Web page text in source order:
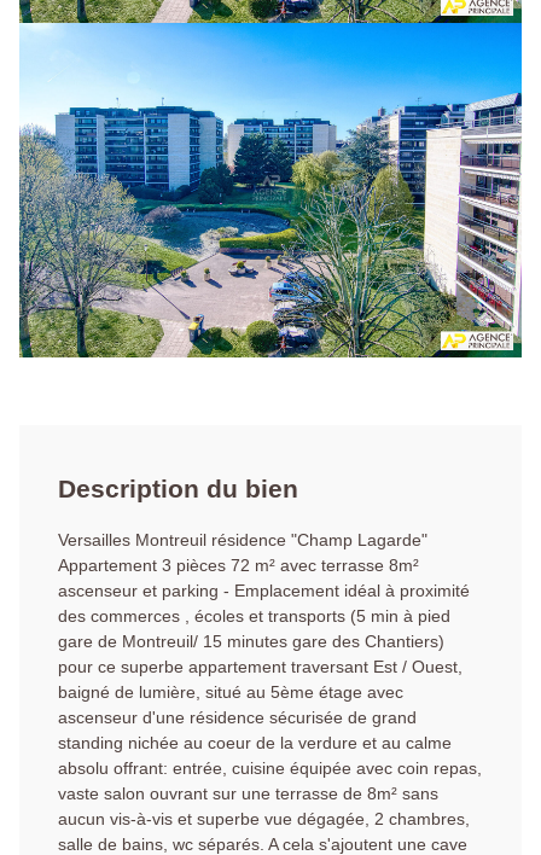
Description du bien
Versailles Montreuil résidence "Champ Lagarde"
Appartement 3 pièces 72 m² avec terrasse 8m²
ascenseur et parking - Emplacement idéal à proximité
des commerces , écoles et transports (5 min à pied
gare de Montreuil/ 15 minutes gare des Chantiers)
pour ce superbe appartement traversant Est / Ouest,
baigné de lumière, situé au 5ème étage avec
ascenseur d'une résidence sécurisée de grand
standing nichée au coeur de la verdure et au calme
absolu offrant: entrée, cuisine équipée avec coin repas,
vaste salon ouvrant sur une terrasse de 8m² sans
aucun vis-à-vis et superbe vue dégagée, 2 chambres,
salle de bains, wc séparés. A cela s'ajoutent une cave